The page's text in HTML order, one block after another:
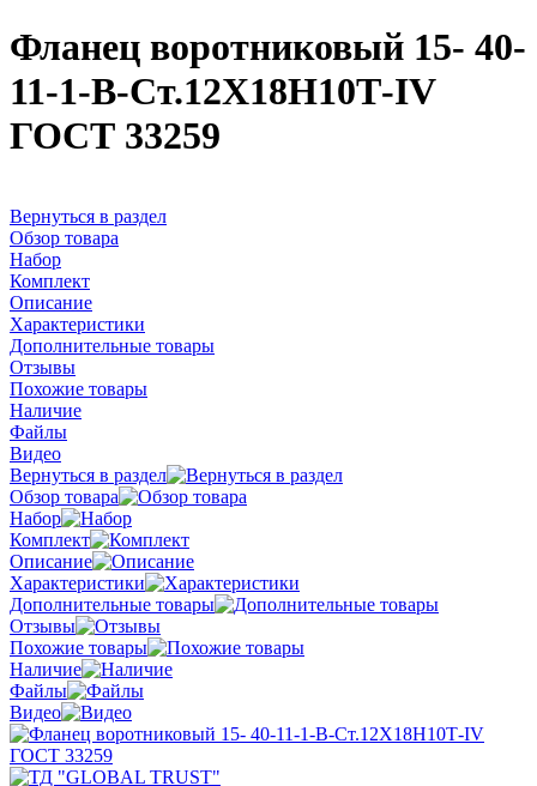
Фланец воротниковый 15- 40-
11-1-В-Ст.12Х18Н10Т-IV
ГОСТ 33259
Вернуться в раздел
Обзор товара
Набор
Комплект
Описание
Характеристики
Дополнительные товары
Отзывы
Похожие товары
Наличие
Файлы
Видео
Вернуться в раздел
Обзор товара
Набор
Комплект
Описание
Характеристики
Дополнительные товары
Отзывы
Похожие товары
Наличие
Файлы
Видео